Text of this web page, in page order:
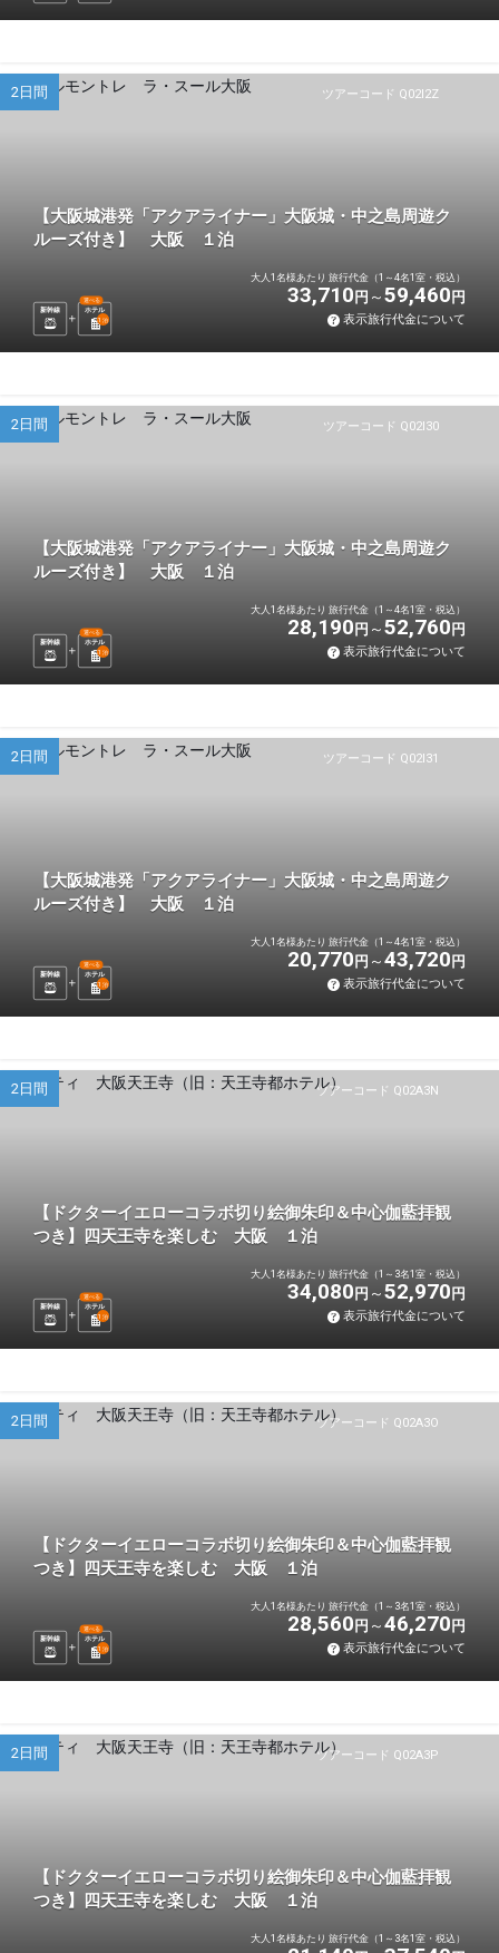
ツアーコード Q02I2Z
2日間
【大阪城港発「アクアライナー」大阪城・中之島周遊ク
ルーズ付き】 大阪 １泊
新幹線 ホテル
選べる
1 泊
大人1名様あたり 旅行代金（1～4名1室・税込）
33,710 円 59,460 円
表示旅行代金について
ツアーコード Q02I30
2日間
【大阪城港発「アクアライナー」大阪城・中之島周遊ク
ルーズ付き】 大阪 １泊
新幹線 ホテル
選べる
1 泊
大人1名様あたり 旅行代金（1～4名1室・税込）
28,190 円 52,760 円
表示旅行代金について
ツアーコード Q02I31
2日間
【大阪城港発「アクアライナー」大阪城・中之島周遊ク
ルーズ付き】 大阪 １泊
新幹線 ホテル
選べる
1 泊
大人1名様あたり 旅行代金（1～4名1室・税込）
20,770 円 43,720 円
表示旅行代金について
ツアーコード Q02A3N
2日間
【ドクターイエローコラボ切り絵御朱印＆中心伽藍拝観
つき】四天王寺を楽しむ 大阪 １泊
新幹線 ホテル
選べる
1 泊
大人1名様あたり 旅行代金（1～3名1室・税込）
34,080 円 52,970 円
表示旅行代金について
ツアーコード Q02A3O
2日間
【ドクターイエローコラボ切り絵御朱印＆中心伽藍拝観
つき】四天王寺を楽しむ 大阪 １泊
新幹線 ホテル
選べる
1 泊
大人1名様あたり 旅行代金（1～3名1室・税込）
28,560 円 46,270 円
表示旅行代金について
ツアーコード Q02A3P
2日間
【ドクターイエローコラボ切り絵御朱印＆中心伽藍拝観
つき】四天王寺を楽しむ 大阪 １泊
大人1名様あたり 旅行代金（1～3名1室・税込）